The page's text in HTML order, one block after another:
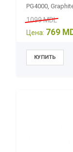
PG4000,
1099 MDL
Цена: 769